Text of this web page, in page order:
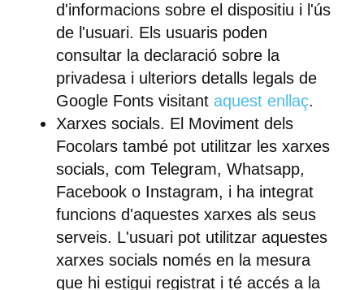
d'informacions sobre el dispositiu i l'ús
de l'usuari. Els usuaris poden
consultar la declaració sobre la
privadesa i ulteriors detalls legals de
Google Fonts visitant aquest enllaç.
Xarxes socials. El Moviment dels
Focolars també pot utilitzar les xarxes
socials, com Telegram, Whatsapp,
Facebook o Instagram, i ha integrat
funcions d'aquestes xarxes als seus
serveis. L'usuari pot utilitzar aquestes
xarxes socials només en la mesura
que hi estigui registrat i té accés a la